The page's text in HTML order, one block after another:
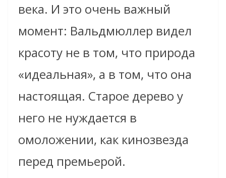
века. И это очень важный
момент: Вальдмюллер видел
красоту не в том, что природа
«идеальная», а в том, что она
настоящая. Старое дерево у
него не нуждается в
омоложении, как кинозвезда
перед премьерой.